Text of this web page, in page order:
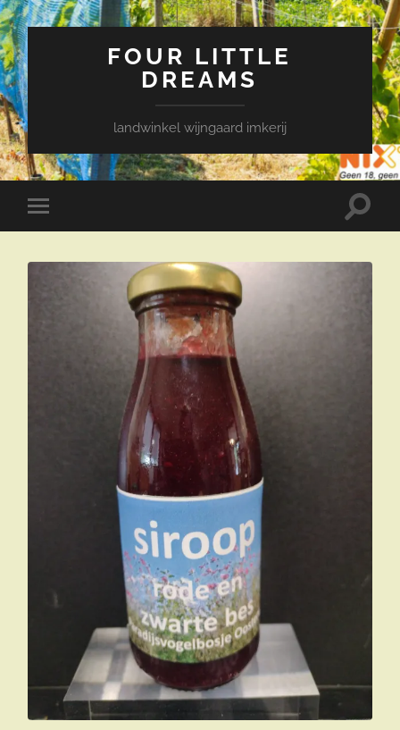
FOUR LITTLE
DREAMS
landwinkel wijngaard imkerij
Toggle
mobiel
Toggle